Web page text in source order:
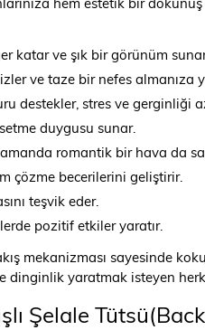
katar ve şık bir görünüm
ve taze bir nefes almanıza
destekler, stres ve gerginliği
duygusu sunar.
romantik bir hava da
çözme becerilerini geliştirir.
teşvik eder.
pozitif etkiler yaratır.
mekanizması sayesinde
dinginlik yaratmak isteyen
Şelale